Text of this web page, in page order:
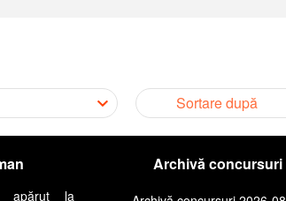
Sortare după
apărut la
Archivă concursuri